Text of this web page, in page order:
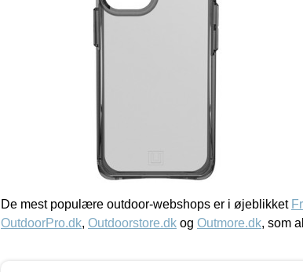
De mest populære outdoor-webshops er i øjeblikket
OutdoorPro.dk, Outdoorstore.dk og Outmore.dk, som